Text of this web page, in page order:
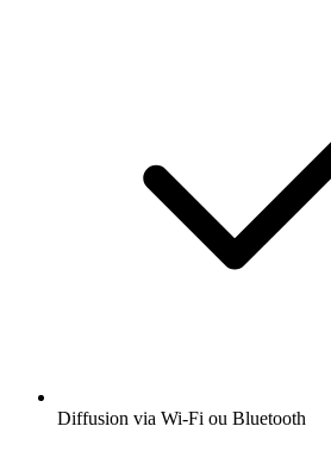
Diffusion via Wi-Fi ou Bluetooth